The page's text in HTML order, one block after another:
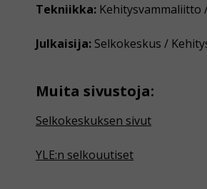
Tekniikka: Kehitysvammaliitto
Julkaisija: Selkokeskus /
Muita sivustoja:
Selkokeskuksen sivut
YLE:n selkouutiset